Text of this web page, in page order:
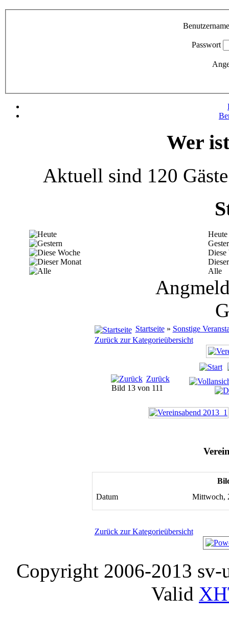
Benutzername
Passwort
Wer
Aktuell sind 120
Heute
Diese
Alle
Startseite» Sonstige
Zurück zur Kategorieübersicht
Zurück
Bild 13 von 111
Datum
Mittwoch,
Zurück zur Kategorieübersicht
Copyright 2006-2013
Valid